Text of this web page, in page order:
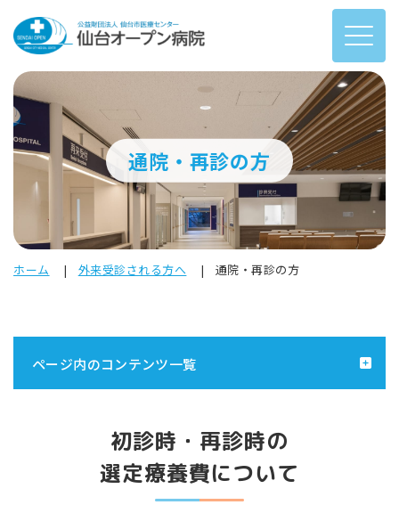
通院・再診の方
ホーム 外来受診される方へ 通院・再診の方
ページ内のコンテンツ一覧
初診時・再診時の
選定療養費について